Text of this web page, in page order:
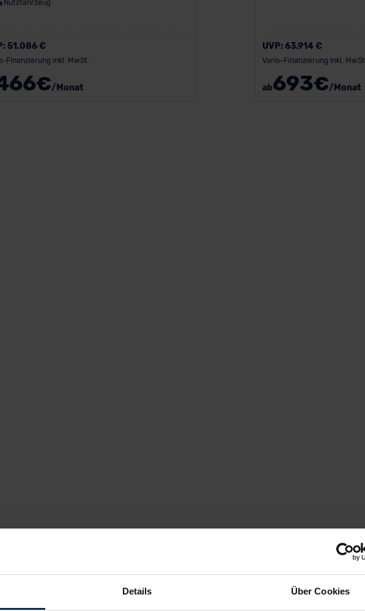
Details Über Cookies
Nutzfahrzeug
51.086 €
Finanzierung inkl. MwSt.
€/Monat
UVP:63.914 €
Vario-Finanzierung inkl. MwSt.
ab693€/Monat